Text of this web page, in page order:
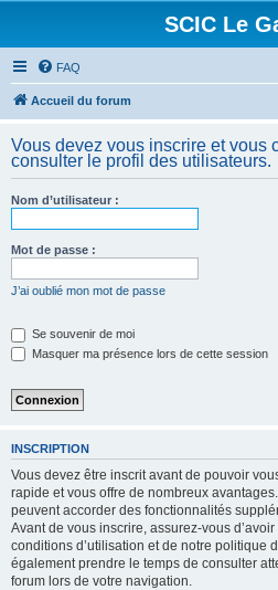
SCIC Le
FAQ
Accueil du forum
Vous devez vous inscrire et vous
consulter le profil des utilisateurs.
Nom d’utilisateur :
Mot de passe :
J’ai oublié mon mot de passe
Se souvenir de moi
Masquer ma présence lors de cette session
INSCRIPTION
Vous devez être inscrit avant de pouvoir
rapide et vous offre de nombreux
peuvent accorder des fonctionnalités
Avant de vous inscrire, assurez-vous
conditions d’utilisation et de notre politique
également prendre le temps de consulter
forum lors de votre navigation.